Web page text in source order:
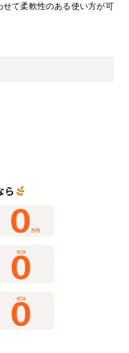
て柔軟性のある使い方が可